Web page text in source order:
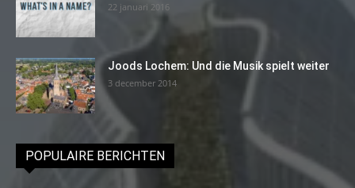
22 januari 2016
Joods Lochem: Und die Musik spielt weiter
3 december 2014
POPULAIRE BERICHTEN